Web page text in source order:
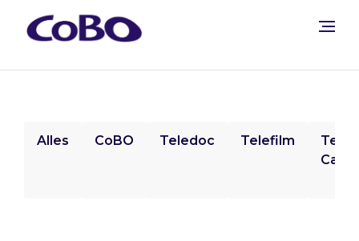
Alles CoBO Teledoc Telefilm